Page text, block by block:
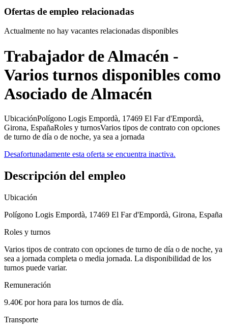
Ofertas de empleo relacionadas
Actualmente no hay vacantes relacionadas disponibles
Trabajador de Almacén -
Varios turnos disponibles como
Asociado de Almacén
UbicaciónPolígono Logis Empordà, 17469 El Far d'Empordà,
Girona, EspañaRoles y turnosVarios tipos de contrato con opciones
de turno de día o de noche, ya sea a jornada
Desafortunadamente esta oferta se encuentra inactiva.
Descripción del empleo
Ubicación
Polígono Logis Empordà, 17469 El Far d'Empordà, Girona, España
Roles y turnos
Varios tipos de contrato con opciones de turno de día o de noche, ya
sea a jornada completa o media jornada. La disponibilidad de los
turnos puede variar.
Remuneración
9.40€ por hora para los turnos de día.
Transporte